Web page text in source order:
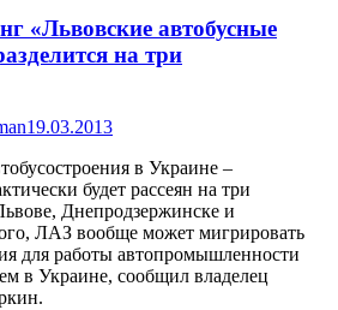
«Львовские автобусные
на три
19.03.2013
в Украине –
будет рассеян на три
Днепродзержинске и
ЛАЗ вообще может мигрировать
для работы автопромышленности
в Украине, сообщил владелец